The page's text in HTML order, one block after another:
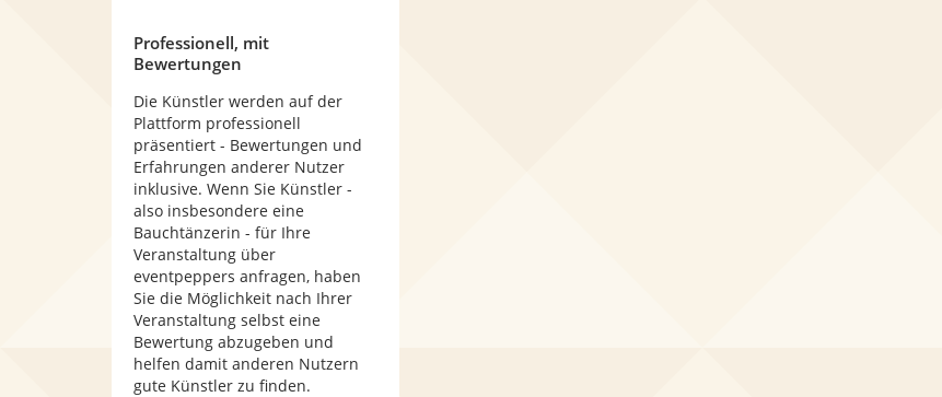
Professionell, mit
Bewertungen
Die Künstler werden auf der
Plattform professionell
präsentiert - Bewertungen und
Erfahrungen anderer Nutzer
inklusive. Wenn Sie Künstler -
also insbesondere eine
Bauchtänzerin - für Ihre
Veranstaltung über
eventpeppers anfragen, haben
Sie die Möglichkeit nach Ihrer
Veranstaltung selbst eine
Bewertung abzugeben und
helfen damit anderen Nutzern
gute Künstler zu finden.